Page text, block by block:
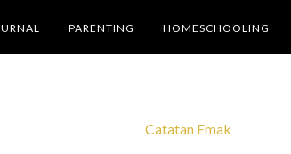
PARENTING HOMESCHOOLING
Catatan Emak